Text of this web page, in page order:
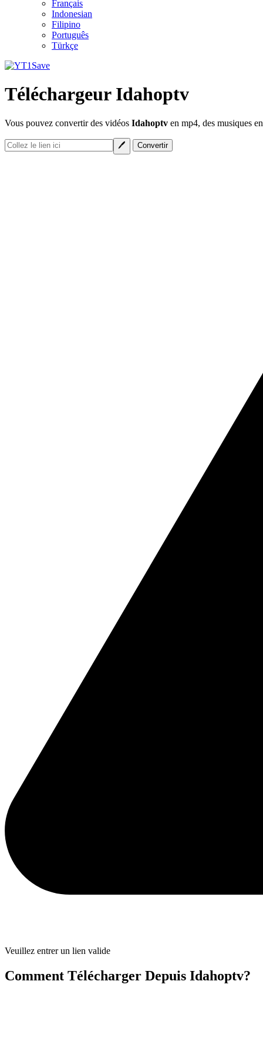
Français
Indonesian
Filipino
Português
Türkçe
Téléchargeur Idahoptv
Vous pouvez convertir des vidéos Idahoptv en mp4, des musiques
Veuillez entrer un lien valide
Comment Télécharger Depuis Idahoptv?